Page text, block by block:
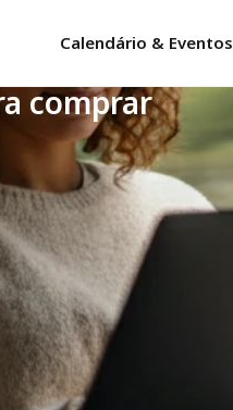
Calendário & Eventos
comprar